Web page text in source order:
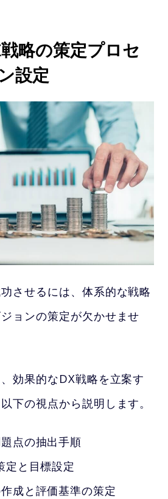
略の策定プロセ
設定
させるには、体系的な戦略
ョンの策定が欠かせませ
効果的なDX戦略を立案す
下の視点から説明します。
点の抽出手順
定と目標設定
成と評価基準の策定